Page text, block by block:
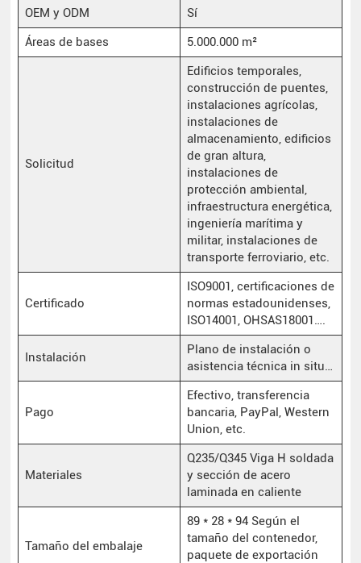
OEM y ODM
Sí
Áreas de bases
5.000.000 m²
Solicitud
Edificios temporales,
construcción de puentes,
instalaciones agrícolas,
instalaciones de
almacenamiento, edificios
de gran altura,
instalaciones de
protección ambiental,
infraestructura energética,
ingeniería marítima y
militar, instalaciones de
transporte ferroviario, etc.
Certificado
ISO9001, certificaciones de
normas estadounidenses,
ISO14001, OHSAS18001….
Instalación
Plano de instalación o
asistencia técnica in situ…
Pago
Efectivo, transferencia
bancaria, PayPal, Western
Union, etc.
Materiales
Q235/Q345 Viga H soldada
y sección de acero
laminada en caliente
Tamaño del embalaje
89 * 28 * 94 Según el
tamaño del contenedor,
paquete de exportación